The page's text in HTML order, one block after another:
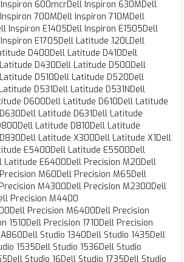
600mcrDell Inspiron 630MDell
700MDell Inspiron 710MDell
Inspiron E1405Dell Inspiron E1505Dell
E1705Dell Latitude 120LDell
D400Dell Latitude D410Dell
D430Dell Latitude D500Dell
D510Dell Latitude D520Dell
D531Dell Latitude D531NDell
D600Dell Latitude D610Dell Latitude
Latitude D631Dell Latitude
Latitude D810Dell Latitude
Latitude X300Dell Latitude X1Dell
E5400Dell Latitude E5500Dell
Latitude E6400Dell Precision M20Dell
M60Dell Precision M65Dell
M4300Dell Precision M2300Dell
Precision M4400
Precision M6400Dell Precision
1510Dell Precision 1710Dell Precision
Studio 1340Dell Studio 1435Dell
1535Dell Studio 1536Dell Studio
Studio 16Dell Studio 1735Dell Studio